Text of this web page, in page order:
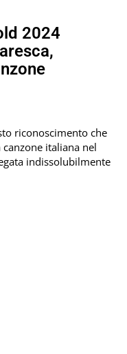
2024
riconoscimento che
italiana nel
indissolubilmente